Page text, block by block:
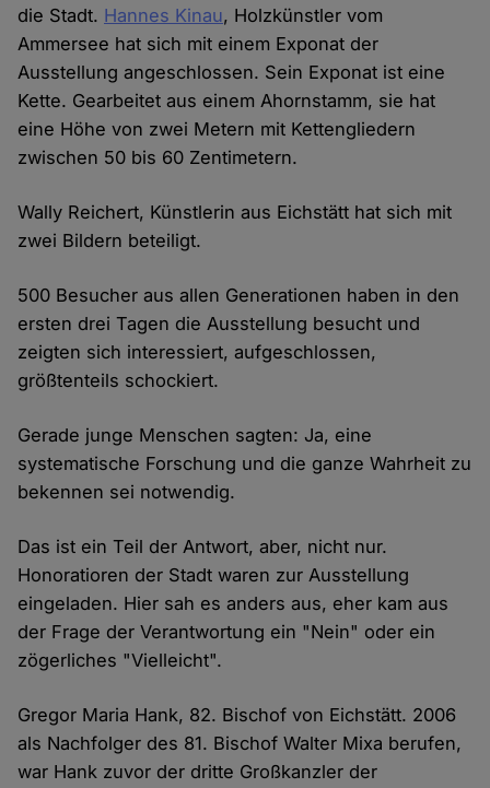
die Stadt. Hannes Kinau, Holzkünstler vom
Ammersee hat sich mit einem Exponat der
Ausstellung angeschlossen. Sein Exponat ist eine
Kette. Gearbeitet aus einem Ahornstamm, sie hat
eine Höhe von zwei Metern mit Kettengliedern
zwischen 50 bis 60 Zentimetern.
Wally Reichert, Künstlerin aus Eichstätt hat sich mit
zwei Bildern beteiligt.
500 Besucher aus allen Generationen haben in den
ersten drei Tagen die Ausstellung besucht und
zeigten sich interessiert, aufgeschlossen,
größtenteils schockiert.
Gerade junge Menschen sagten: Ja, eine
systematische Forschung und die ganze Wahrheit zu
bekennen sei notwendig.
Das ist ein Teil der Antwort, aber, nicht nur.
Honoratioren der Stadt waren zur Ausstellung
eingeladen. Hier sah es anders aus, eher kam aus
der Frage der Verantwortung ein "Nein" oder ein
zögerliches "Vielleicht".
Gregor Maria Hank, 82. Bischof von Eichstätt. 2006
als Nachfolger des 81. Bischof Walter Mixa berufen,
war Hank zuvor der dritte Großkanzler der